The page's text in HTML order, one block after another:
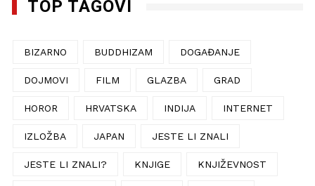
TOP TAGOVI
BIZARNO BUDDHIZAM DOGAĐANJE
DOJMOVI FILM GLAZBA GRAD
HOROR HRVATSKA INDIJA INTERNET
IZLOŽBA JAPAN JESTE LI ZNALI
JESTE LI ZNALI? KNJIGE KNJIŽEVNOST